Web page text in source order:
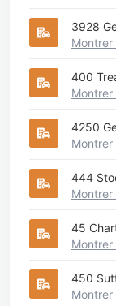
3928
400
4250
444
45
450